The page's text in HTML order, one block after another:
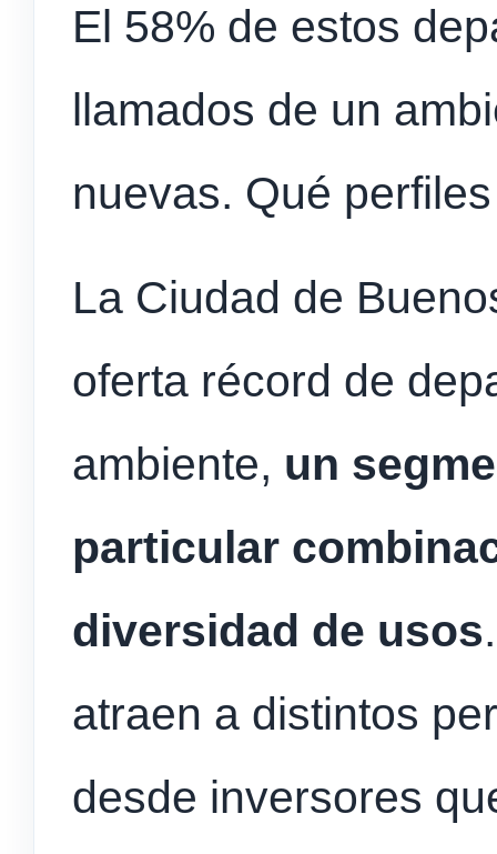
El 58% de estos
llamados de un
nuevas. Qué
La Ciudad de
oferta récord de
ambiente, un
particular
diversidad de usos
atraen a distintos
desde inversores